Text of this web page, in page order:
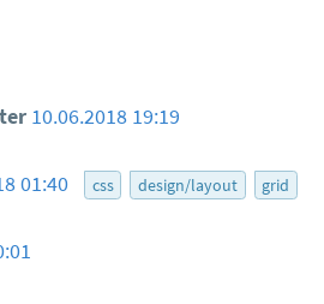
10.06.2018 19:19
01:40 css design/layout grid